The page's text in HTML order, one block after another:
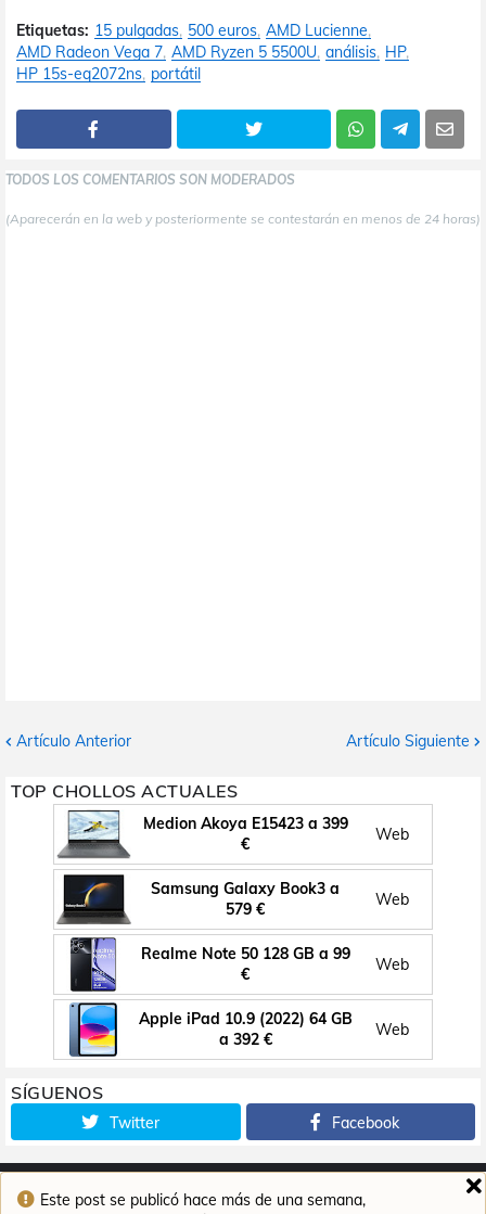
Este post se publicó hace más de una semana,
Etiquetas: 15 pulgadas 500 euros AMD Lucienne
AMD Radeon Vega 7 AMD Ryzen 5 5500U análisis HP
HP 15s-eq2072ns portátil
TODOS LOS COMENTARIOS SON MODERADOS
(Aparecerán en la web y posteriormente se contestarán en menos de 24 horas)
Artículo Anterior Artículo Siguiente
TOP CHOLLOS ACTUALES
Medion Akoya E15423 a 399
€
Web
Samsung Galaxy Book3 a
579 €
Web
Realme Note 50 128 GB a 99
€
Web
Apple iPad 10.9 (2022) 64 GB
a 392 €
Web
SÍGUENOS
Twitter Facebook